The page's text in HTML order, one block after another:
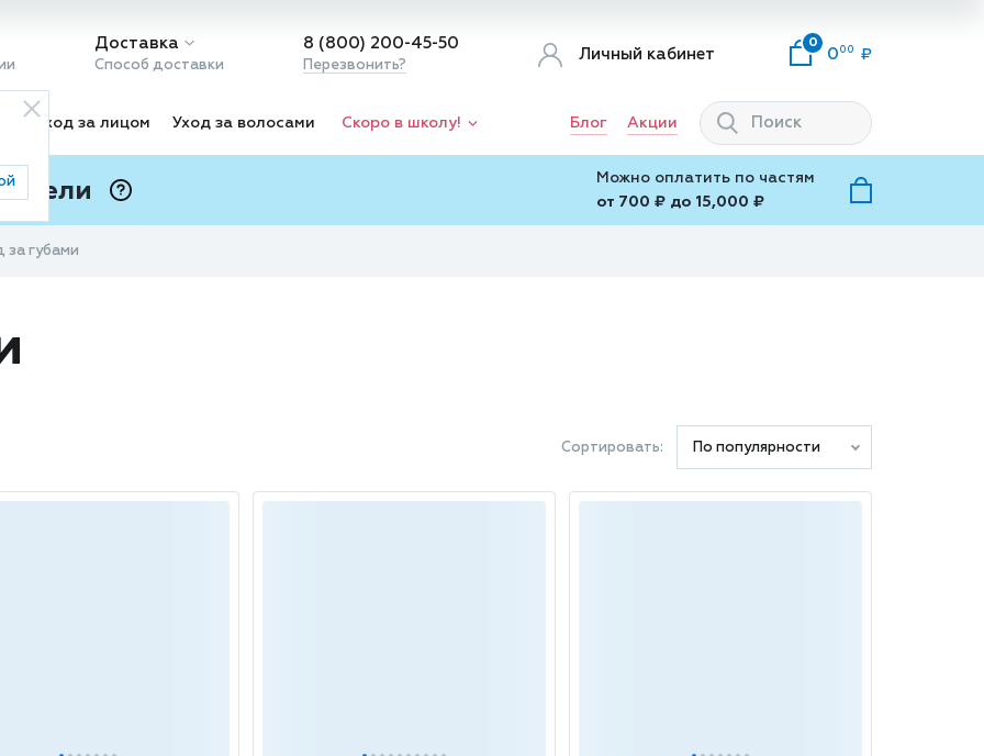
Доставка
Способ доставки
8 (800) 200-45-50
Перезвонить?
Личный кабинет
0
0 00
Уход за лицом Уход за волосами Скоро в школу! Блог Акции
Можно оплатить по частям
от 700 ₽ до 15,000 ₽
за губами
Сортировать: По популярности